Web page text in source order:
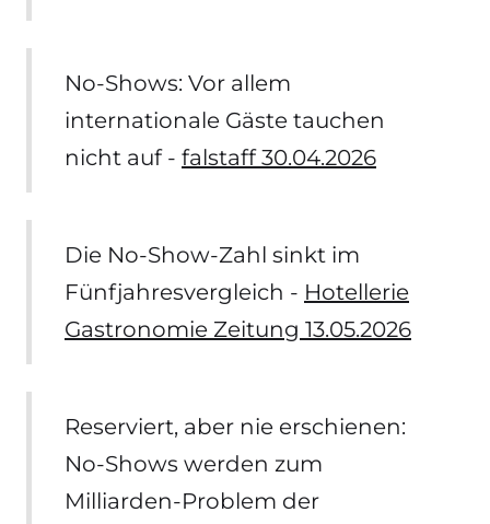
No-Shows: Vor allem
internationale Gäste tauchen
nicht auf - falstaff 30.04.2026
Die No-Show-Zahl sinkt im
Fünfjahresvergleich - Hotellerie
Gastronomie Zeitung 13.05.2026
Reserviert, aber nie erschienen:
No-Shows werden zum
Milliarden-Problem der